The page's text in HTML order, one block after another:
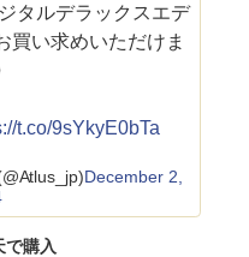
タルデラックスエデ
買い求めいただけま
t.co/9sYkyE0bTa
December 2,
購入